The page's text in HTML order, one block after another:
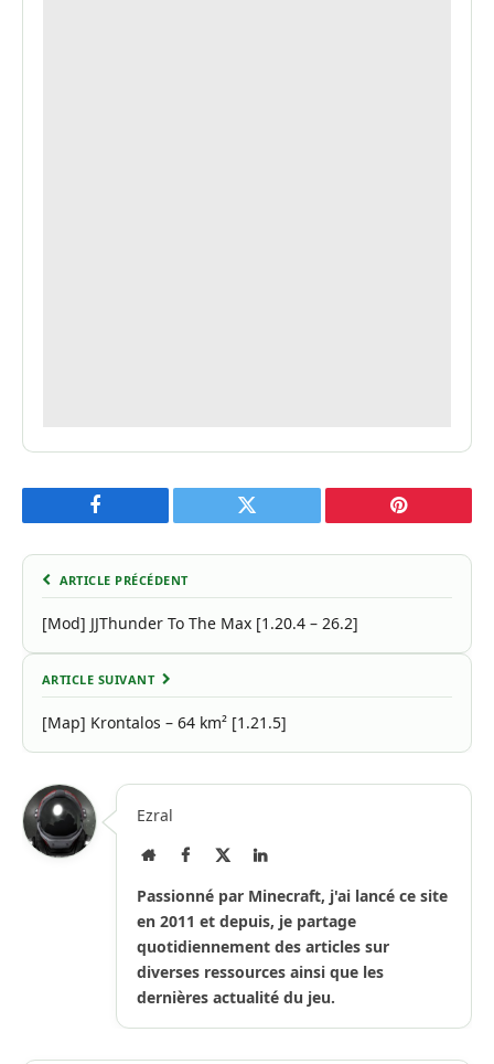
Facebook Twitter Pinterest
ARTICLE PRÉCÉDENT
[Mod] JJThunder To The Max [1.20.4 – 26.2]
ARTICLE SUIVANT
[Map] Krontalos – 64 km² [1.21.5]
Ezral
Site
Facebook
X
LinkedIn
Passionné par Minecraft, j'ai lancé ce site
en 2011 et depuis, je partage
quotidiennement des articles sur
diverses ressources ainsi que les
dernières actualité du jeu.